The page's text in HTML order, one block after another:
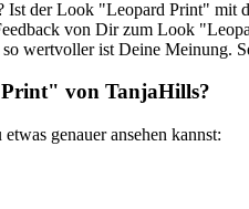
der Look "Leopard Print"
von Dir zum Look
wertvoller ist Deine Meinung.
Print" von TanjaHills?
genauer ansehen kannst: